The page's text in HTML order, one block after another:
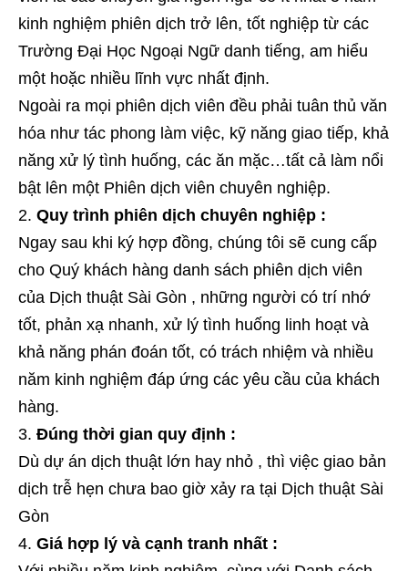
kinh nghiệm phiên dịch trở lên, tốt nghiệp từ các
Trường Đại Học Ngoại Ngữ danh tiếng, am hiểu
một hoặc nhiều lĩnh vực nhất định.
Ngoài ra mọi phiên dịch viên đều phải tuân thủ văn
hóa như tác phong làm việc, kỹ năng giao tiếp, khả
năng xử lý tình huống, các ăn mặc…tất cả làm nổi
bật lên một Phiên dịch viên chuyên nghiệp.
Quy trình phiên dịch chuyên nghiệp :
Ngay sau khi ký hợp đồng, chúng tôi sẽ cung cấp
cho Quý khách hàng danh sách phiên dịch viên
của Dịch thuật Sài Gòn , những người có trí nhớ
tốt, phản xạ nhanh, xử lý tình huống linh hoạt và
khả năng phán đoán tốt, có trách nhiệm và nhiều
năm kinh nghiệm đáp ứng các yêu cầu của khách
hàng.
Đúng thời gian quy định :
Dù dự án dịch thuật lớn hay nhỏ , thì việc giao bản
dịch trễ hẹn chưa bao giờ xảy ra tại Dịch thuật Sài
Gòn
Giá hợp lý và cạnh tranh nhất :